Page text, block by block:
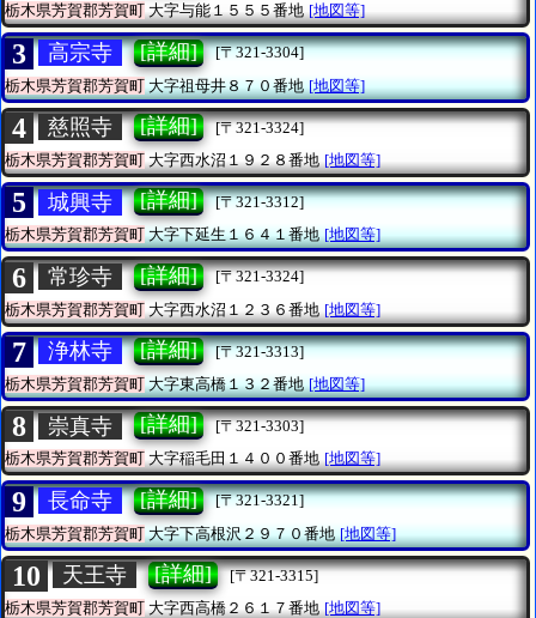
栃木県芳賀郡芳賀町大字与能１５５５番地 [地図等]
3 高宗寺 [詳細]
[〒321-3304]
栃木県芳賀郡芳賀町大字祖母井８７０番地 [地図等]
4 慈照寺 [詳細]
[〒321-3324]
栃木県芳賀郡芳賀町 大字西水沼１９２８番地 [地図等]
5 城興寺 [詳細]
[〒321-3312]
栃木県芳賀郡芳賀町大字下延生１６４１番地 [地図等]
6 常珍寺 [詳細]
[〒321-3324]
栃木県芳賀郡芳賀町 大字西水沼１２３６番地 [地図等]
7 浄林寺 [詳細]
[〒321-3313]
栃木県芳賀郡芳賀町大字東高橋１３２番地 [地図等]
8 崇真寺 [詳細]
[〒321-3303]
栃木県芳賀郡芳賀町大字稲毛田１４００番地 [地図等]
9 長命寺 [詳細]
[〒321-3321]
栃木県芳賀郡芳賀町大字下高根沢２９７０番地 [地図等]
10 天王寺 [詳細]
[〒321-3315]
栃木県芳賀郡芳賀町 大字西高橋２６１７番地 [地図等]